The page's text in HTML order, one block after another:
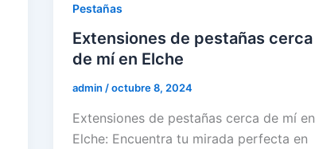
Pestañas
Extensiones de pestañas cerca
de mí en Elche
admin /octubre 8, 2024
Extensiones de pestañas cerca de mí en
Elche: Encuentra tu mirada perfecta en